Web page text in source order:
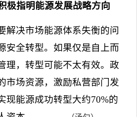
极指明能源发展战略方向
解决市场能源体系失衡的问
安全转型。如果仅是自上而
理，转型可能不太有效。政
市场资源，激励私营部门发
现能源成功转型大约70%的